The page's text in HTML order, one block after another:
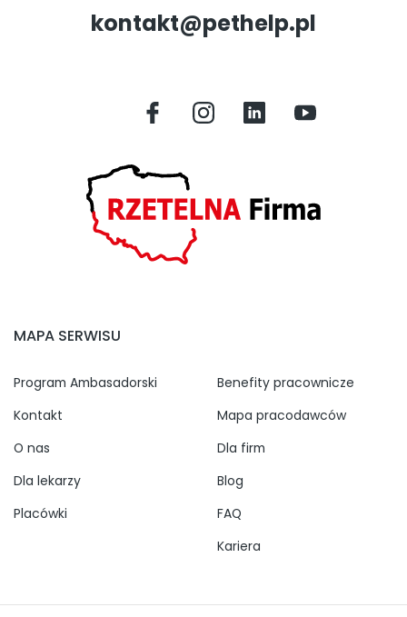
kontakt@pethelp.pl
MAPA SERWISU
Program Ambasadorski
Kontakt
O nas
Dla lekarzy
Placówki
Benefity pracownicze
Mapa pracodawców
Dla firm
Blog
FAQ
Kariera